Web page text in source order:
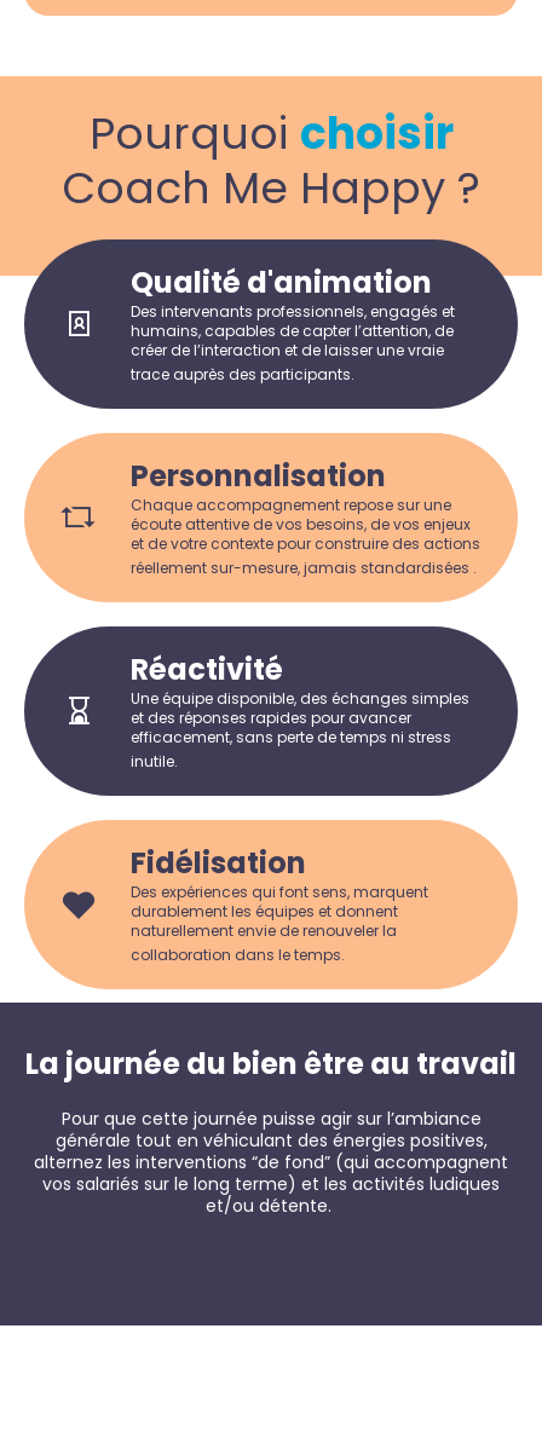
Pourquoi choisir
Coach Me Happy ?
Qualité d'animation
Des intervenants professionnels, engagés et
humains, capables de capter l’attention, de
créer de l’interaction et de laisser une vraie
trace auprès des participants.
Personnalisation
Chaque accompagnement repose sur une
écoute attentive de vos besoins, de vos enjeux
et de votre contexte pour construire des actions
réellement sur-mesure, jamais standardisées .
Réactivité
Une équipe disponible, des échanges simples
et des réponses rapides pour avancer
efficacement, sans perte de temps ni stress
inutile.
Fidélisation
Des expériences qui font sens, marquent
durablement les équipes et donnent
naturellement envie de renouveler la
collaboration dans le temps.
La journée du bien être au travail
Pour que cette journée puisse agir sur l’ambiance
générale tout en véhiculant des énergies positives,
alternez les interventions “de fond” (qui accompagnent
vos salariés sur le long terme) et les activités ludiques
et/ou détente.